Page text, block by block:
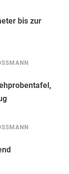
bis zur